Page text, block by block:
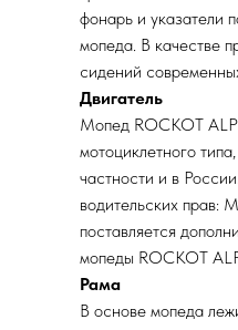
фонарь и указатели
мопеда. В качестве
сидений
Двигатель
Мопед ROCKOT
мотоциклетного
частности и в
водительских прав:
поставляется
мопеды ROCKOT
Рама
В основе мопеда